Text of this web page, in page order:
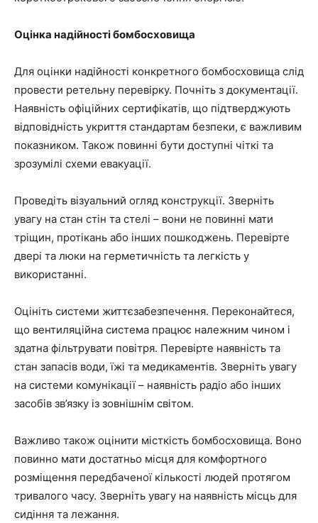
Оцінка надійності бомбосховища
Для оцінки надійності конкретного бомбосховища слід
провести ретельну перевірку. Почніть з документації.
Наявність офіційних сертифікатів, що підтверджують
відповідність укриття стандартам безпеки, є важливим
показником. Також повинні бути доступні чіткі та
зрозумілі схеми евакуації.
Проведіть візуальний огляд конструкції. Зверніть
увагу на стан стін та стелі – вони не повинні мати
тріщин, протікань або інших пошкоджень. Перевірте
двері та люки на герметичність та легкість у
використанні.
Оцініть системи життєзабезпечення. Переконайтеся,
що вентиляційна система працює належним чином і
здатна фільтрувати повітря. Перевірте наявність та
стан запасів води, їжі та медикаментів. Зверніть увагу
на системи комунікації – наявність радіо або інших
засобів зв’язку із зовнішнім світом.
Важливо також оцінити місткість бомбосховища. Воно
повинно мати достатньо місця для комфортного
розміщення передбаченої кількості людей протягом
тривалого часу. Зверніть увагу на наявність місць для
сидіння та лежання.